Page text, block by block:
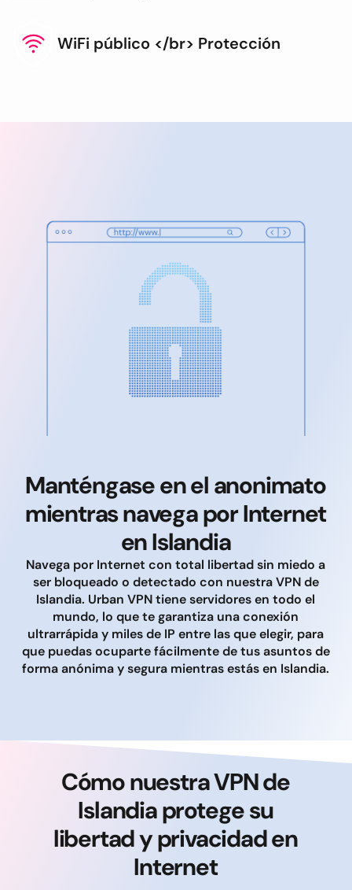
WiFi público </br> Protección
Manténgase en el anonimato
mientras navega por Internet
en Islandia
Navega por Internet con total libertad sin miedo a
ser bloqueado o detectado con nuestra VPN de
Islandia. Urban VPN tiene servidores en todo el
mundo, lo que te garantiza una conexión
ultrarrápida y miles de IP entre las que elegir, para
que puedas ocuparte fácilmente de tus asuntos de
forma anónima y segura mientras estás en Islandia.
Cómo nuestra VPN de
Islandia protege su
libertad y privacidad en
Internet